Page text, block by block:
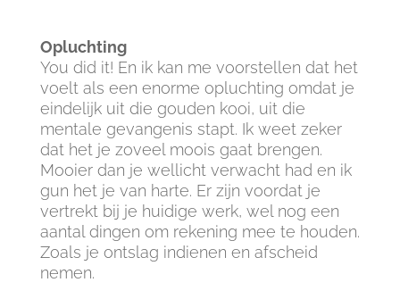
Opluchting
You did it! En ik kan me voorstellen dat het
voelt als een enorme opluchting omdat je
eindelijk uit die gouden kooi, uit die
mentale gevangenis stapt. Ik weet zeker
dat het je zoveel moois gaat brengen.
Mooier dan je wellicht verwacht had en ik
gun het je van harte. Er zijn voordat je
vertrekt bij je huidige werk, wel nog een
aantal dingen om rekening mee te houden.
Zoals je ontslag indienen en afscheid
nemen.